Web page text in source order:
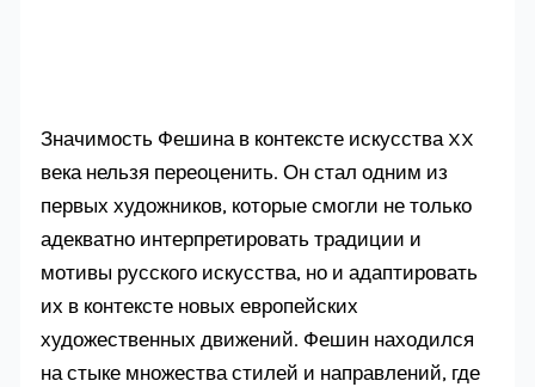
Значимость Фешина в контексте искусства XX
века нельзя переоценить. Он стал одним из
первых художников, которые смогли не только
адекватно интерпретировать традиции и
мотивы русского искусства, но и адаптировать
их в контексте новых европейских
художественных движений. Фешин находился
на стыке множества стилей и направлений, где